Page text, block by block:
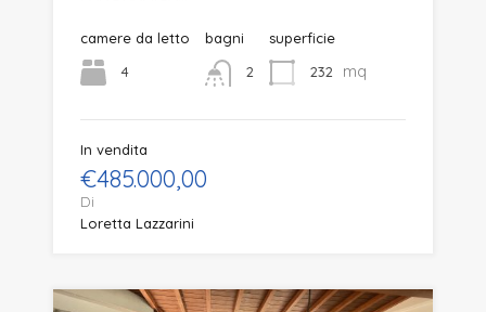
camere da letto
4
bagni
2
superficie
232
mq
In vendita
€485.000,00
Di
Loretta Lazzarini